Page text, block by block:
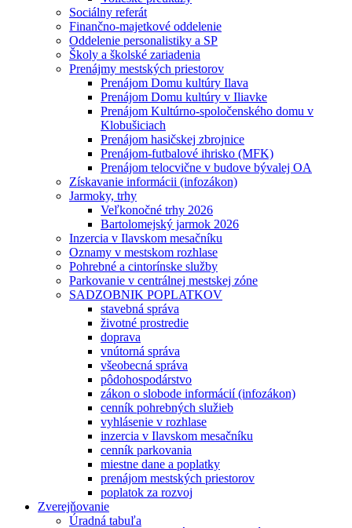
Sociálny referát
Finančno-majetkové oddelenie
Oddelenie personalistiky a SP
Školy a školské zariadenia
Prenájmy mestských priestorov
Prenájom Domu kultúry Ilava
Prenájom Domu kultúry v Iliavke
Prenájom Kultúrno-spoločenského domu v
Klobušiciach
Prenájom hasičskej zbrojnice
Prenájom-futbalové ihrisko (MFK)
Prenájom telocvične v budove bývalej OA
Získavanie informácii (infozákon)
Jarmoky, trhy
Veľkonočné trhy 2026
Bartolomejský jarmok 2026
Inzercia v Ilavskom mesačníku
Oznamy v mestskom rozhlase
Pohrebné a cintorínske služby
Parkovanie v centrálnej mestskej zóne
SADZOBNIK POPLATKOV
stavebná správa
životné prostredie
doprava
vnútorná správa
všeobecná správa
pôdohospodárstvo
zákon o slobode informácií (infozákon)
cenník pohrebných služieb
vyhlásenie v rozhlase
inzercia v Ilavskom mesačníku
cenník parkovania
miestne dane a poplatky
prenájom mestských priestorov
poplatok za rozvoj
Zverejňovanie
Úradná tabuľa